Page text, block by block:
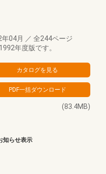
年04月 ／ 全244ページ
年度版です。
(83.4MB)
知らせ表示